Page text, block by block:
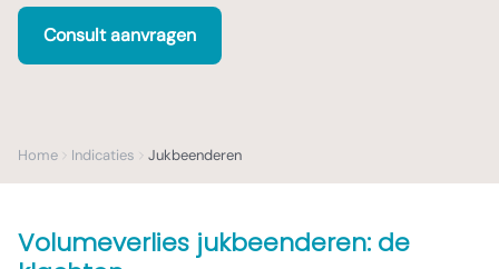
Consult aanvragen
Home Indicaties Jukbeenderen
Volumeverlies jukbeenderen: de